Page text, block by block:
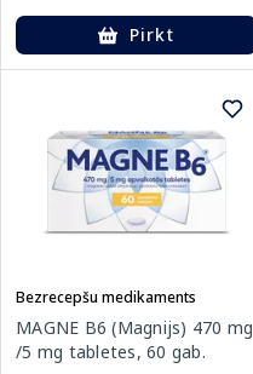
Pirkt
Bezrecepšu medikaments
MAGNE B6 (Magnijs) 470 mg
/5 mg tabletes, 60 gab.